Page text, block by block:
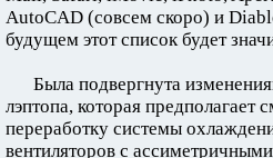
AutoCAD (совсем скоро) и
будущем этот список будет
Была подвергнута
лэптопа, которая предполагает
переработку системы
вентиляторов с